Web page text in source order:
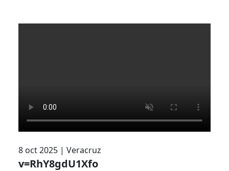
8 oct 2025 | Veracruz
v=RhY8gdU1Xfo